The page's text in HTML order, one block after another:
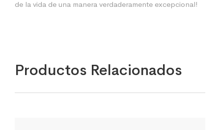
de la vida de una manera verdaderamente excepcional!
Productos Relacionados